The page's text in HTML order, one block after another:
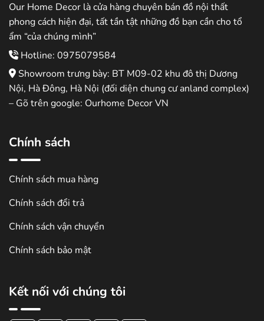
Our Home Decor là cửa hàng chuyên bán đồ nội thất
phong cách hiện đại, tất tần tật những đồ bạn cần cho tổ
ẩm “của chúng mình”
Hotline: 0975079584
Showroom trưng bày: BT M09-02 khu đô thị Dương
Nội, Hà Đông, Hà Nội (đối diện chung cư anland complex)
– Gõ trên google: Ourhome Decor VN
Chính sách
Chính sách mua hàng
Chính sách đổi trả
Chính sách vận chuyển
Chính sách bảo mật
Kết nối với chúng tôi